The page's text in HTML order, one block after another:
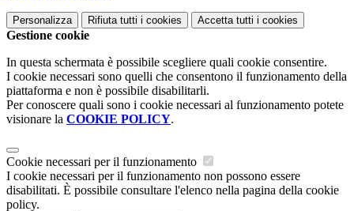
Personalizza Rifiuta tutti i cookies Accetta tutti i cookies
Gestione cookie
In questa schermata è possibile scegliere quali cookie consentire.
I cookie necessari sono quelli che consentono il funzionamento della
piattaforma e non è possibile disabilitarli.
Per conoscere quali sono i cookie necessari al funzionamento potete
visionare la COOKIE POLICY.
Cookie necessari per il funzionamento
I cookie necessari per il funzionamento non possono essere
disabilitati. È possibile consultare l'elenco nella pagina della cookie
policy.